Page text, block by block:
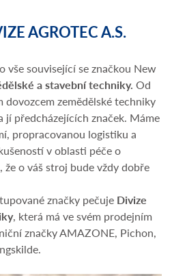
AGROTEC A.S.
vše související se značkou New
a stavební techniky. Od
zemědělské techniky
předcházejících značek. Máme
propracovanou logistiku a
v oblasti péče o
o váš stroj bude vždy dobře
značky pečuje Divize
, která má ve svém prodejním
značky AMAZONE, Pichon,